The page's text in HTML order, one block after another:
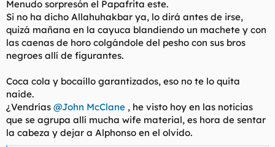
Menudo sorpresón el Papafrita este.
Si no ha dicho Allahuhakbar ya, lo dirá antes de irse,
quizá mañana en la cayuca blandiendo un machete y con
las caenas de horo colgándole del pesho con sus bros
negroes allí de figurantes.
Coca cola y bocaíllo garantizados, eso no te lo quita
naide.
¿Vendrías @John McClane , he visto hoy en las noticias
que se agrupa allí mucha wife material, es hora de sentar
la cabeza y dejar a Alphonso en el olvido.